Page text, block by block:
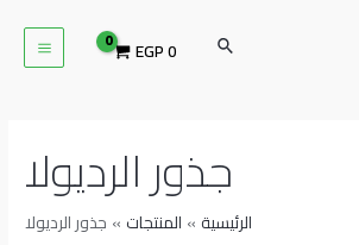
البحث EGP0
جذور الرديولا
الرئيسية المنتجات جذور الرديولا